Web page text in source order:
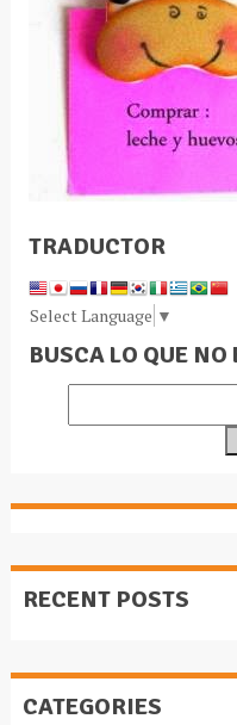
TRADUCTOR
Select Language ▼
BUSCA LO QUE
RECENT POSTS
CATEGORIES